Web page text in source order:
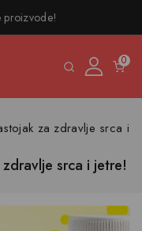
proizvode!
0
za zdravlje srca i
srca i jetre!